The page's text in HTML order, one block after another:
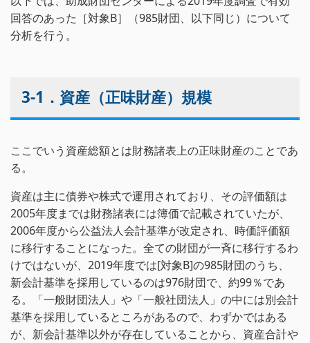
回答のあった［対象B］（985財団、以下同じ）について
分析を行う。
3-1．資産（正味財産）規模
ここでいう資産総額とは財務諸表上の正味財産のことであ
る。
資産は主に債券や株式で運用されており、その評価額は
2005年度までは財務諸表には簿価で記載されていたが、
2006年度から公益法人会計基準が改定され、時価評価額
に移行することになった。全ての財団が一斉に移行するわ
けではないが、2019年度では[対象B]の985財団のうち、
新会計基準を採用しているのは976財団で、約99％であ
る。「一般財団法人」や「一般社団法人」の中には別会計
基準を採用しているところがあるので、わずかではある
が、新会計基準以外が存在していることから、資産合計や